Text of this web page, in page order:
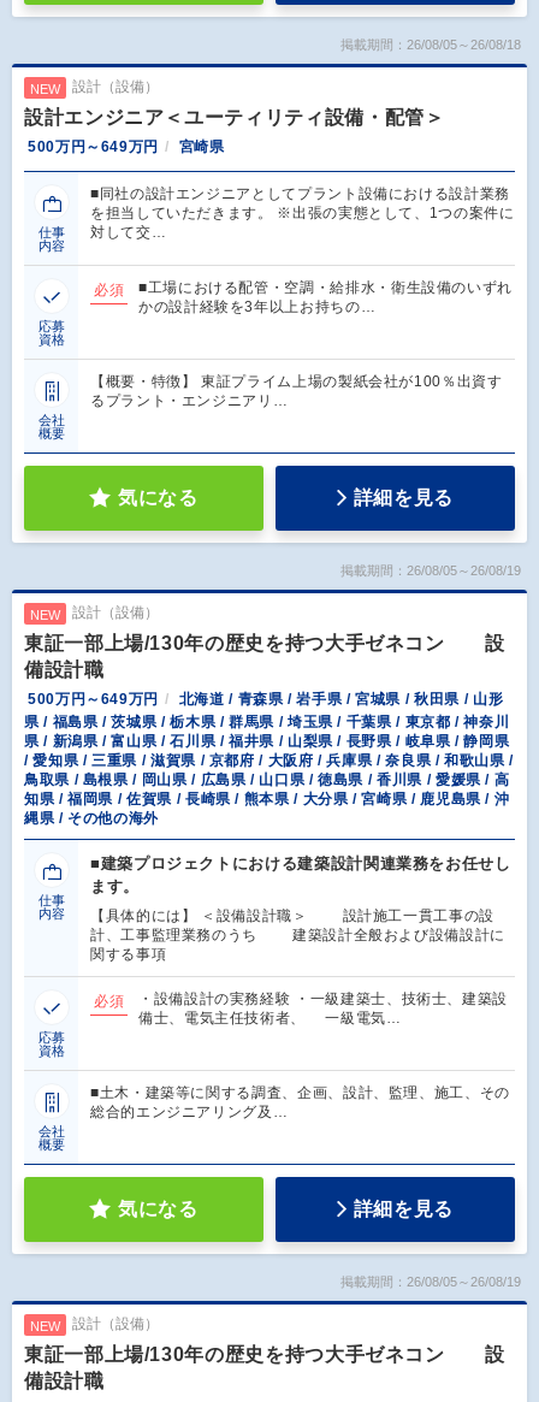
掲載期間：26/08/05～26/08/18
NEW 設計（設備）
設計エンジニア＜ユーティリティ設備・配管＞
500万円～649万円 宮崎県
仕事
内容
■同社の設計エンジニアとしてプラント設備における設計業務
を担当していただきます。 ※出張の実態として、1つの案件に
対して交…
応募
資格
必須
■工場における配管・空調・給排水・衛生設備のいずれ
かの設計経験を3年以上お持ちの…
会社
概要
【概要・特徴】 東証プライム上場の製紙会社が100％出資す
るプラント・エンジニアリ…
気になる 詳細を見る
掲載期間：26/08/05～26/08/19
NEW 設計（設備）
東証一部上場/130年の歴史を持つ大手ゼネコン 設
備設計職
500万円～649万円
北海道 / 青森県 / 岩手県 / 宮城県 / 秋田県 / 山形
県 / 福島県 / 茨城県 / 栃木県 / 群馬県 / 埼玉県 / 千葉県 / 東京都 / 神奈川
県 / 新潟県 / 富山県 / 石川県 / 福井県 / 山梨県 / 長野県 / 岐阜県 / 静岡県
/ 愛知県 / 三重県 / 滋賀県 / 京都府 / 大阪府 / 兵庫県 / 奈良県 / 和歌山県 /
鳥取県 / 島根県 / 岡山県 / 広島県 / 山口県 / 徳島県 / 香川県 / 愛媛県 / 高
知県 / 福岡県 / 佐賀県 / 長崎県 / 熊本県 / 大分県 / 宮崎県 / 鹿児島県 / 沖
縄県 / その他の海外
仕事
内容
■建築プロジェクトにおける建築設計関連業務をお任せし
ます。
【具体的には】 ＜設備設計職＞ 設計施工一貫工事の設
計、工事監理業務のうち 建築設計全般および設備設計に
関する事項
応募
資格
必須
・設備設計の実務経験 ・一級建築士、技術士、建築設
備士、電気主任技術者、 一級電気…
会社
概要
■土木・建築等に関する調査、企画、設計、監理、施工、その
総合的エンジニアリング及…
気になる 詳細を見る
掲載期間：26/08/05～26/08/19
NEW 設計（設備）
東証一部上場/130年の歴史を持つ大手ゼネコン 設
備設計職